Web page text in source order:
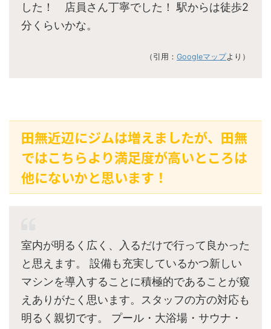
した！ 店員さん丁寧でした！ 駅からは徒歩2
分くらいかな。
（引用： Googleマップより）
田無近辺にジムは増えましたが、田無
ではこちらより満足度が高いところは
他にないかと思います！
室内が明るく広く、入るだけで行って良かった
と思えます。 設備も充実しているかつ新しい
マシンを導入することに積極的であることが窺
えありがたく思います。スタッフの方の対応も
明るく親切です。 プール・大浴場・サウナ・